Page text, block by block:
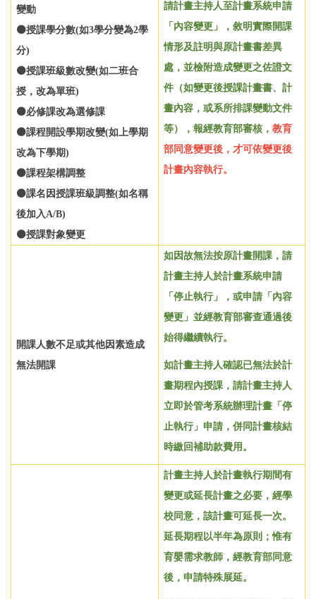
變動
⚫授課學分數(如3學分變為2學
分)
⚫授課班級數改變(如二班合
授，改為單班)
⚫必修課改為選修課
⚫課程開設學期改變(如上學期
改為下學期)
⚫課程架構調整
⚫課名因授課班級調整(如名稱
後加入A/B)
⚫授課對象變更
請計畫主持人至計畫系統申請
「內容變更」，敘明實際開課
情形及註明與原計畫書差異
處，並檢附造成變更之佐證文
件（如變更後授課計畫書、計
畫內容，或系所排課變動文件
等），報經教育部審核， 教育
部同意變更後，才可依變更後
計畫內容執行。
開課人數不足或其他因素造成
無法開課
如因故無法按原計畫開課，請
計畫主持人於計畫系統申請
「 停止執行」 ，或申請 「 內容
變更 」 並經教育部審查通過後
始得繼續執行。
如計畫主持人確認已無法於計
畫期程內授課，請計畫主持人
立即於管考系統辦理計畫 「 停
止執行」 申請，併同計畫核結
時繳回補助款費用。
計畫主持人於計畫執行期間有
變更或延長計畫之必要，經學
校同意，該計畫可延長一次。
延長期程以半年為原則；惟有
育嬰需求教師，經教育部同意
後，申請特殊展延。